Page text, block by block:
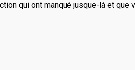
qui ont manqué jusque-là et